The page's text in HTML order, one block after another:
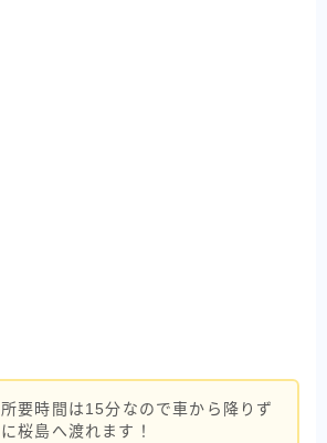
所要時間は15分なので車から降りず
に桜島へ渡れます！